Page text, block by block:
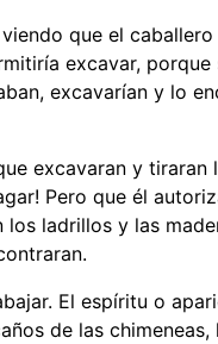
que el
excavar,
excavarían y lo
excavaran y
Pero que él
ladrillos y las
El espíritu o
de las